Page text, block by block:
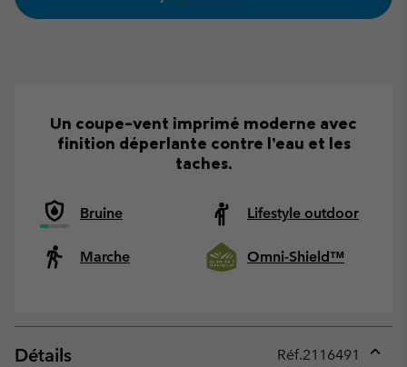
Un coupe-vent imprimé moderne avec
finition déperlante contre l’eau et les
taches.
Bruine Lifestyle outdoor
Marche Omni-Shield™
Détails Réf.2116491